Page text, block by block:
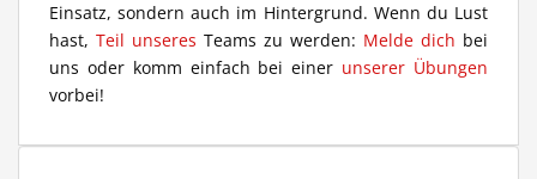
Einsatz, sondern auch im Hintergrund. Wenn du Lust
hast, Teil unseres Teams zu werden: Melde dich bei
uns oder komm einfach bei einer unserer Übungen
vorbei!